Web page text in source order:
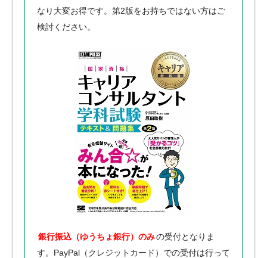
なり大変お得です。第2版をお持ちではない方はご
検討ください。
銀行振込（ゆうちょ銀行）のみの受付となりま
す。PayPal（クレジットカード）での受付は行って